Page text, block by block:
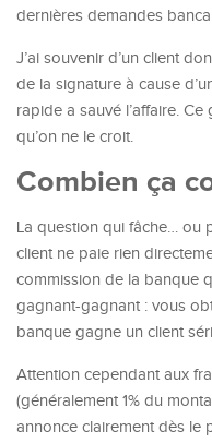
dernières demandes
J’ai souvenir d’un client
de la signature à cause
rapide a sauvé l’affaire.
qu’on ne le croit.
Combien ça
La question qui fâche… ou
client ne paie rien
commission de la banque
gagnant-gagnant : vous
banque gagne un client
Attention cependant aux
(généralement 1% du
annonce clairement dès le